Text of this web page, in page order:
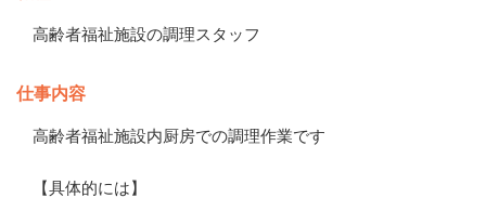
高齢者福祉施設の調理スタッフ
仕事内容
高齢者福祉施設内厨房での調理作業です
【具体的には】